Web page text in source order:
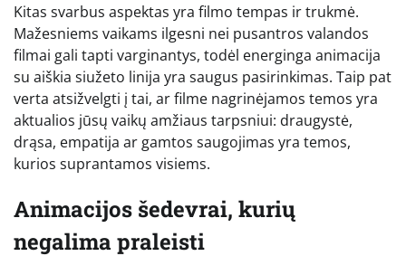
Kitas svarbus aspektas yra filmo tempas ir trukmė.
Mažesniems vaikams ilgesni nei pusantros valandos
filmai gali tapti varginantys, todėl energinga animacija
su aiškia siužeto linija yra saugus pasirinkimas. Taip pat
verta atsižvelgti į tai, ar filme nagrinėjamos temos yra
aktualios jūsų vaikų amžiaus tarpsniui: draugystė,
drąsa, empatija ar gamtos saugojimas yra temos,
kurios suprantamos visiems.
Animacijos šedevrai, kurių
negalima praleisti